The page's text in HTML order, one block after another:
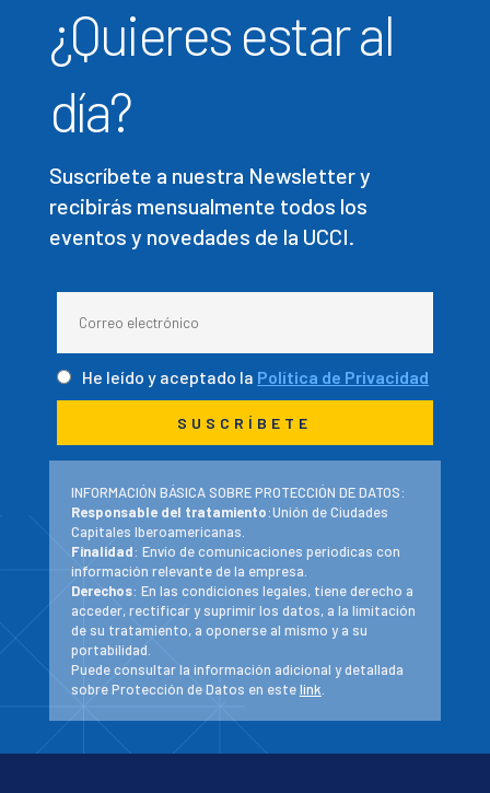
¿Quieres estar al
día?
Suscríbete a nuestra Newsletter y
recibirás mensualmente todos los
eventos y novedades de la UCCI.
He leído y aceptado la Política de Privacidad
INFORMACIÓN BÁSICA SOBRE PROTECCIÓN DE DATOS:
Responsable del tratamiento:Unión de Ciudades
Capitales Iberoamericanas.
Finalidad: Envío de comunicaciones periodicas con
información relevante de la empresa.
Derechos: En las condiciones legales, tiene derecho a
acceder, rectificar y suprimir los datos, a la limitación
de su tratamiento, a oponerse al mismo y a su
portabilidad.
Puede consultar la información adicional y detallada
sobre Protección de Datos en estelink